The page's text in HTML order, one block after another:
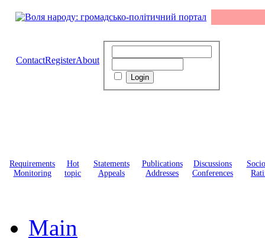
ContactRegisterAbout
Requirements
Monitoring
Hot
topic
Statements
Appeals
Publications
Addresses
Discussions
Conferences
Main